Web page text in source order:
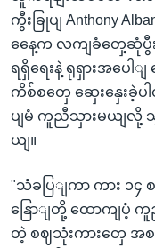
ကွီးခြုပျ Anthony
နေေ့က လကျခံတှေ့ဆုံပွီ
ရရှိရေးနဲ့ ရုရှားအပေါ
ကိစ်စတှေ ဆှေးနှေးခဲ့ပ
ပျမံ ကူညီသှားမယျလို့ သွ
ယျ။
"သံခပြျကာ ကား ၁၄
နြောျတို့ ထောကျပံ့ ကူ
တဲ့ စဈသုံးကားတှေ အစ